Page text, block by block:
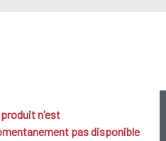
produit n'est
pas disponible